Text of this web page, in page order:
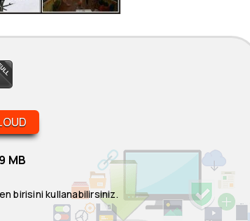
MB
birisini kullanabilirsiniz.